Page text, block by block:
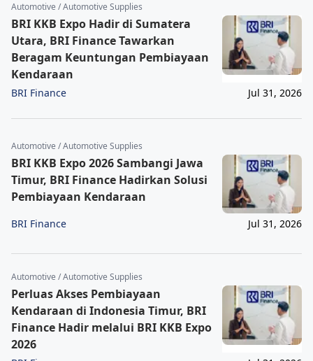
Automotive / Automotive Supplies
BRI KKB Expo Hadir di Sumatera
Utara, BRI Finance Tawarkan
Beragam Keuntungan Pembiayaan
Kendaraan
BRI Finance Jul 31, 2026
Automotive / Automotive Supplies
BRI KKB Expo 2026 Sambangi Jawa
Timur, BRI Finance Hadirkan Solusi
Pembiayaan Kendaraan
BRI Finance Jul 31, 2026
Automotive / Automotive Supplies
Perluas Akses Pembiayaan
Kendaraan di Indonesia Timur, BRI
Finance Hadir melalui BRI KKB Expo
2026